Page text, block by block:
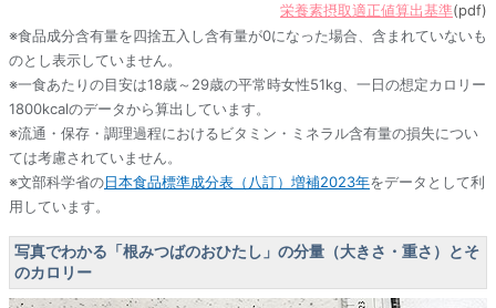
栄養素摂取適正値算出基準(pdf)
※食品成分含有量を四捨五入し含有量が0になった場合、含まれていないも
のとし表示していません。
※一食あたりの目安は18歳～29歳の平常時女性51kg、一日の想定カロリー
1800kcalのデータから算出しています。
※流通・保存・調理過程におけるビタミン・ミネラル含有量の損失につい
ては考慮されていません。
※文部科学省の日本食品標準成分表（八訂）増補2023年をデータとして利
用しています。
写真でわかる「根みつばのおひたし」の分量（大きさ・重さ）とそ
のカロリー